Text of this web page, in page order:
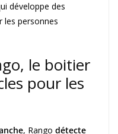
développe des
les personnes
le boitier
pour les
, Rango détecte